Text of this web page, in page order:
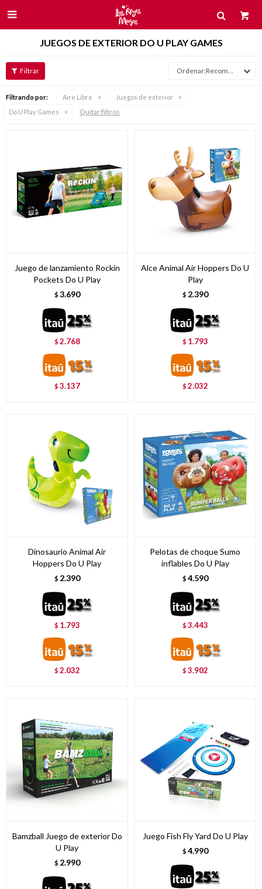

JUEGOS DE EXTERIOR DO U PLAY GAMES
Recomendados
Filtrando por: Aire Libre
Juegos de exterior
Do U Play Games
Quitar filtros
Juego de lanzamiento Rockin
Pockets Do U Play
$ 3.690
$2.768
$3.137
Alce Animal Air Hoppers Do U
Play
$ 2.390
$ 1.793
$2.032
Dinosaurio Animal Air
Hoppers Do U Play
$ 2.390
$ 1.793
$2.032
Pelotas de choque Sumo
inflables Do U Play
$ 4.590
$3.443
$3.902
Bamzball Juego de exterior Do
U Play
$ 2.990
Juego Fish Fly Yard Do U Play
$ 4.990